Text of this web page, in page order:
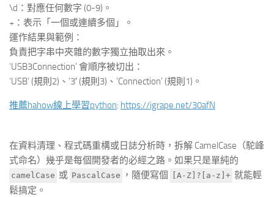
\d：對應任何數字 (0-9)。
+：表示「一個或連續多個」。
運作結果與範例：
負責把字串中夾雜的數字獨立抽取出來。
‘USB3Connection’ 會順序被切出：
‘USB’ (規則2)、’3′ (規則3)、’Connection’ (規則1)。
推薦hahow線上學習python: https://igrape.net/30afN
在資料清理、程式碼重構或日誌分析時，拆解 CamelCase（駝峰
式命名）幾乎是每個開發者的必經之路。如果只是單純的
camelCase 或 PascalCase ，隨便寫個 [A-Z]?[a-z]+ 就能輕
鬆搞定。